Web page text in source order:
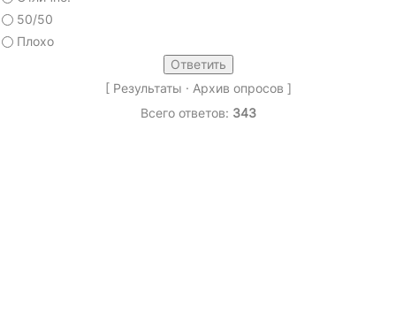
50/50
Плохо
[ Результаты · Архив опросов ]
Всего ответов: 343